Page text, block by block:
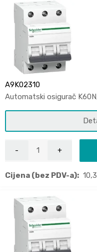
A9K02310
Automatski osigurač
Cijena (bez PDV-a):